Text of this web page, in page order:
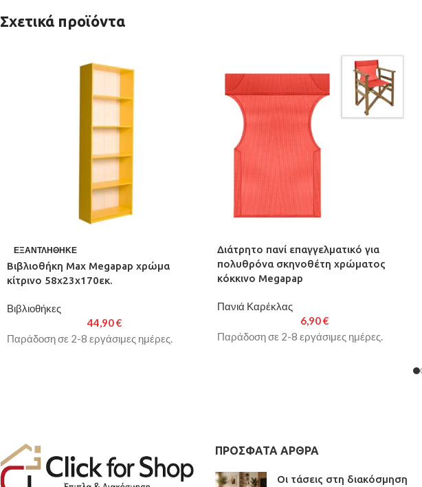
Σχετικά προϊόντα
ΕΞΑΝΤΛΉΘΗΚΕ
Βιβλιοθήκη Max Megapap χρώμα
κίτρινο 58x23x170εκ.
Βιβλιοθήκες
44,90€
Παράδοση σε 2-8 εργάσιμες ημέρες.
Διάτρητο πανί επαγγελματικό για
πολυθρόνα σκηνοθέτη χρώματος
κόκκινο Megapap
Πανιά Καρέκλας
6,90€
Παράδοση σε 2-8 εργάσιμες ημέρες.
ΠΡΌΣΦΑΤΑ ΆΡΘΡΑ
Οι τάσεις στη διακόσμηση